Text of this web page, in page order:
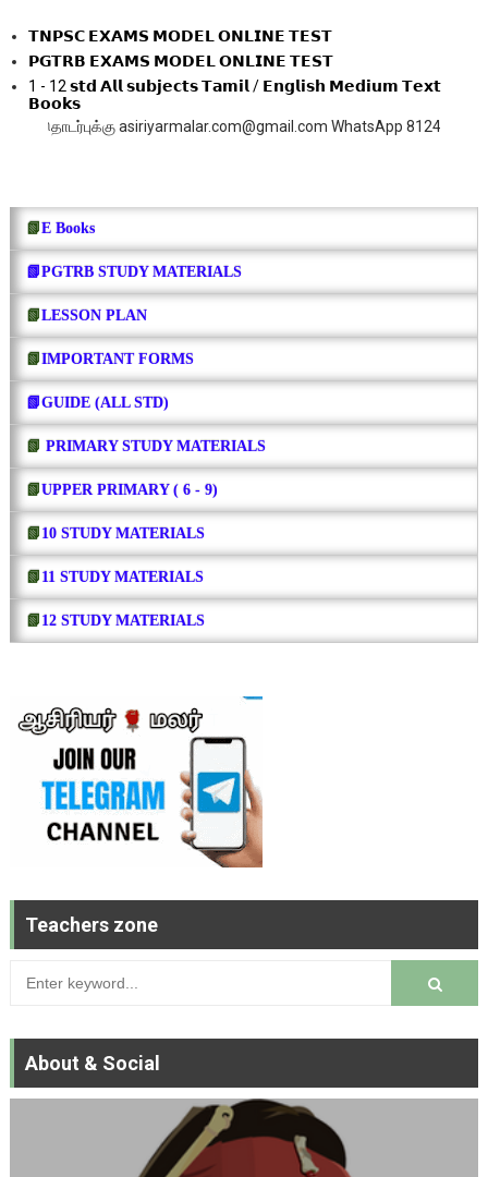
𝗧𝗡𝗣𝗦𝗖 𝗘𝗫𝗔𝗠𝗦 𝗠𝗢𝗗𝗘𝗟 𝗢𝗡𝗟𝗜𝗡𝗘 𝗧𝗘𝗦𝗧
𝗣𝗚𝗧𝗥𝗕 𝗘𝗫𝗔𝗠𝗦 𝗠𝗢𝗗𝗘𝗟 𝗢𝗡𝗟𝗜𝗡𝗘 𝗧𝗘𝗦𝗧
1 - 12 𝘀𝘁𝗱 𝗔𝗹𝗹 𝘀𝘂𝗯𝗷𝗲𝗰𝘁𝘀 𝗧𝗮𝗺𝗶𝗹 / 𝗘𝗻𝗴𝗹𝗶𝘀𝗵 𝗠𝗲𝗱𝗶𝘂𝗺 𝗧𝗲𝘅𝘁
𝗕𝗼𝗼𝗸𝘀
asiriyarmalar.com@gmail.com WhatsApp 8124252459
📗E Books
📗PGTRB STUDY MATERIALS
📗LESSON PLAN
📗IMPORTANT FORMS
📗GUIDE (ALL STD)
📗 PRIMARY STUDY MATERIALS
📗UPPER PRIMARY ( 6 - 9)
📗 10 STUDY MATERIALS
📗 11 STUDY MATERIALS
📗 12 STUDY MATERIALS
Teachers zone
About & Social